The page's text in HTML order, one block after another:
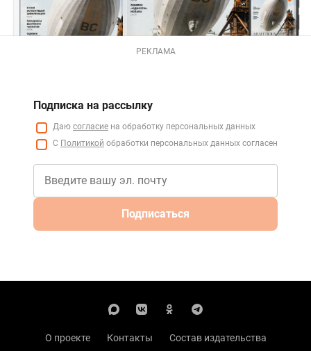
РЕКЛАМА
Подписка на рассылку
Даю согласие на обработку персональных данных
С Политикой обработки персональных данных согласен
Подписаться
О проекте Контакты
Состав издательства